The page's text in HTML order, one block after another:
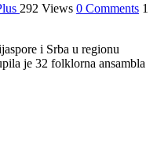
292 Views 0 Comments 1
i Srba u regionu
je 32 folklorna ansambla